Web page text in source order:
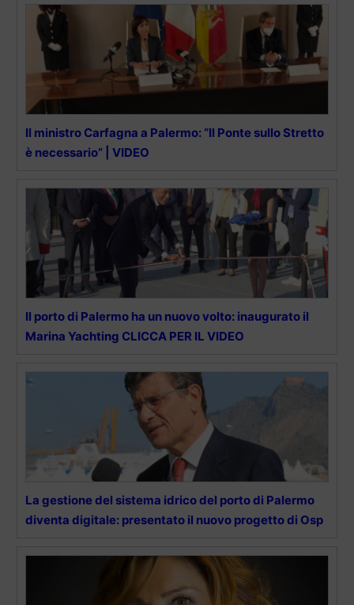
Il ministro Carfagna a Palermo: “Il Ponte sullo Stretto
è necessario” | VIDEO
Il porto di Palermo ha un nuovo volto: inaugurato il
Marina Yachting CLICCA PER IL VIDEO
La gestione del sistema idrico del porto di Palermo
diventa digitale: presentato il nuovo progetto di Osp